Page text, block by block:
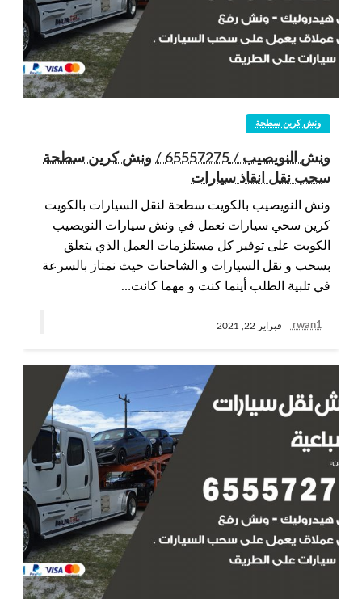
ونش كرين سطحة
ونش النويصيب / 65557275 / ونش كرين سطحة
سحب نقل انقاذ سيارات
ونش النويصيب بالكويت سطحة لنقل السيارات بالكويت
كرين سحي سيارات نعمل في ونش سيارات النويصيب
الكويت على توفير كل مستلزمات العمل الذي يتعلق
بسحب و نقل السيارات و الشاحنات حيث نمتاز بالسرعة
في تلبية الطلب أينما كنت و مهما كانت…
rwan1 فبراير 22, 2021